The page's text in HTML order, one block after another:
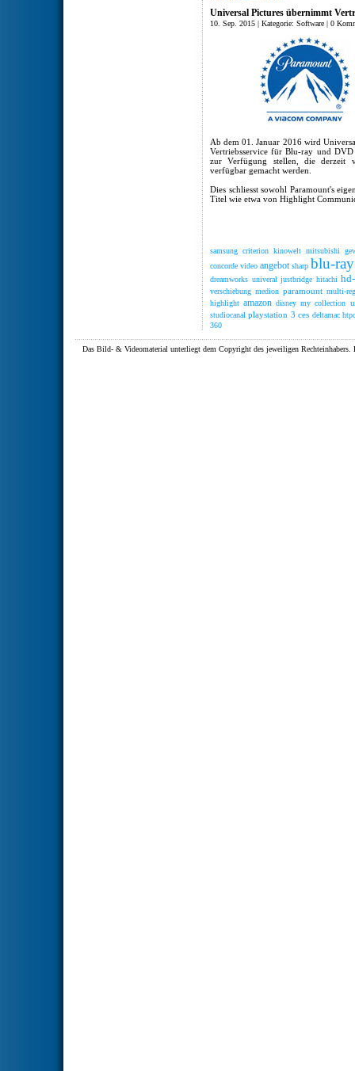
Universal Pictures übernimmt
10. Sep. 2015 | Kategorie: Software | 0
Ab dem 01. Januar 2016 wird
Vertriebsservice für Blu-ray und
zur Verfügung stellen, die derzeit
verfügbar gemacht werden.
Dies schliesst sowohl Paramount's
Titel wie etwa von Highlight
samsung criterion kinowelt mitsubishi
concorde video angebot sharp blu-ray
dreamworks univeral justbridge hitachi
verschiebung medion paramount multi-
highlight amazon disney my collection
studiocanal playstation 3 ces deltamac
360
Das Bild- & Videomaterial unterliegt dem Copyright des jeweiligen